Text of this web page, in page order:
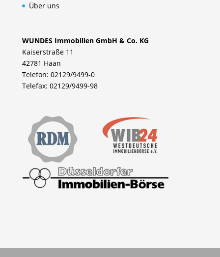
Über uns
WUNDES Immobilien GmbH & Co. KG
Kaiserstraße 11
42781 Haan
Telefon: 02129/9499-0
Telefax: 02129/9499-98